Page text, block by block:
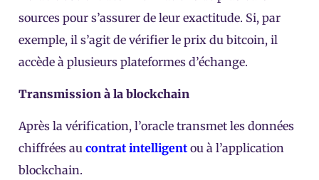
sources pour s’assurer de leur exactitude. Si, par
exemple, il s’agit de vérifier le prix du bitcoin, il
accède à plusieurs plateformes d’échange.
Transmission à la blockchain
Après la vérification, l’oracle transmet les données
chiffrées au contrat intelligent ou à l’application
blockchain.